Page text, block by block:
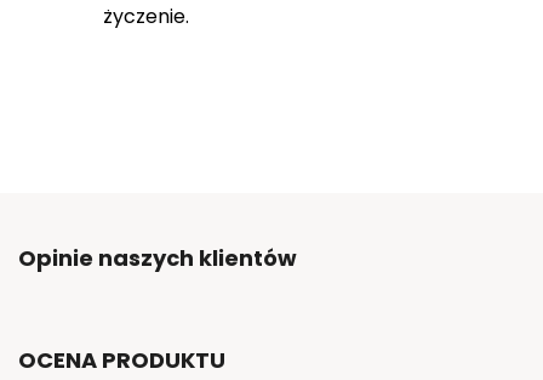
życzenie.
Opinie naszych klientów
OCENA PRODUKTU